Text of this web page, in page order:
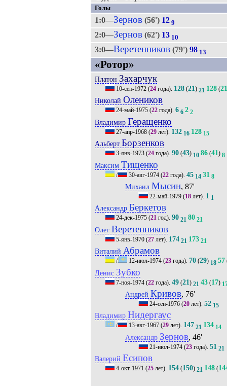
Голы
1:0—Зернов(56') 12 9
2:0—Зернов(62') 13 10
3:0—Веретенников(79') 98 13
«Ротор»
Платон Захарчук
10-сен-1972(24года). 128(21) 21 128(21
Николай Олеников
24-май-1975(22года). 6 6 2 2
Владимир Геращенко
27-апр-1968(29лет). 132 16 128 15
Альберт Борзенков
3-янв-1973(24года). 90(43) 10 86(41) 8
Максим Тищенко
/ 30-авг-1974(22года). 45 14 31 8
Михаил Мысин, 87'
22-май-1979 (18 лет). 1 1
Александр Беркетов
24-дек-1975(21год). 90 21 80 21
Олег Веретенников
5-янв-1970(27лет). 174 21 173 21
Виталий Абрамов
/ 12-июл-1974(23года). 70(29) 18 57
Денис Зубко
7-ноя-1974(22года). 49(21) 21 43(17)
Андрей Кривов, 76'
24-сен-1976 (20 лет).52 15
Владимир Нидергаус
/ 13-авг-1967(29лет). 147 21 134 14
Александр Зернов, 46'
21-июл-1974 (23 года).51 21
Валерий Есипов
4-окт-1971 (25лет). 154(150) 21 148(